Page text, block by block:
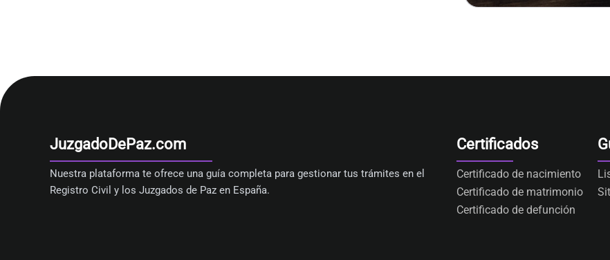
JuzgadoDePaz.com
Nuestra plataforma te ofrece una guía completa para gestionar tus trámites en el
Registro Civil y los Juzgados de Paz en España.
Certificados
Certificado de nacimiento
Certificado de matrimonio
Certificado de defunción